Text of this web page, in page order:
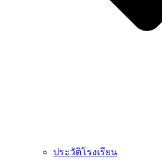
ประวัติโรงเรียน